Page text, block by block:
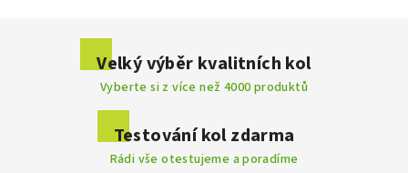
Přidat komentář
Velký výběr kvalitních kol
Vyberte si z více než 4000 produktů
Testování kol zdarma
Rádi vše otestujeme a poradíme